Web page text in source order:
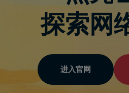
探索网
进入官网